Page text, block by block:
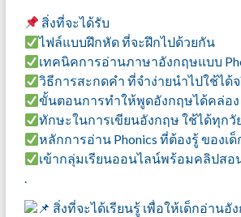
สิ่งที่จะได้รับ
ไฟล์แบบฝึกหัด ที่จะฝึกไปด้วยกัน
เทคนิคการอ่านภาษาอังกฤษแบบ
วิธีการสะกดคำ ที่จำง่ายนำไปใช้ได้จ
ขั้นตอนการทำให้พูดอังกฤษได้คล่อง
ทักษะในการเขียนอังกฤษ ใช้ได้ทุกวั
หลักการอ่าน Phonics ที่ต้องรู้ ของเ
เข้ากลุ่มเรียนออนไลน์พร้อมคลิปสอ
.
สิ่งที่จะได้เรียนรู้ เพื่อให้เด็กอ่านอั